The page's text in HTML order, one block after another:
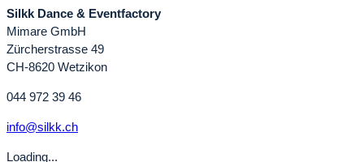
Silkk Dance & Eventfactory
Mimare GmbH
Zürcherstrasse 49
CH-8620 Wetzikon
044 972 39 46
info@silkk.ch
Loading...